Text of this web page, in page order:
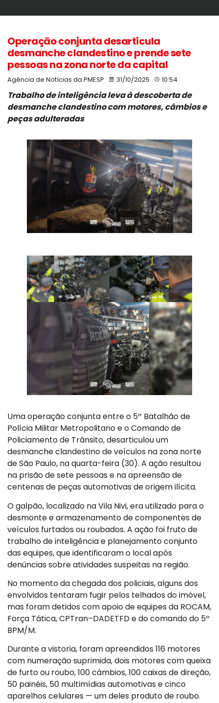
Operação conjunta desarticula
desmanche clandestino e prende sete
pessoas na zona norte da capital
Agência de Notícias da PMESP 31/10/2025 10:54
Trabalho de inteligência leva à descoberta de
desmanche clandestino com motores, câmbios e
peças adulteradas
Uma operação conjunta entre o 5º Batalhão de
Polícia Militar Metropolitano e o Comando de
Policiamento de Trânsito, desarticulou um
desmanche clandestino de veículos na zona norte
de São Paulo, na quarta-feira (30). A ação resultou
na prisão de sete pessoas e na apreensão de
centenas de peças automotivas de origem ilícita.
O galpão, localizado na Vila Nivi, era utilizado para o
desmonte e armazenamento de componentes de
veículos furtados ou roubados. A ação foi fruto de
trabalho de inteligência e planejamento conjunto
das equipes, que identificaram o local após
denúncias sobre atividades suspeitas na região.
No momento da chegada dos policiais, alguns dos
envolvidos tentaram fugir pelos telhados do imóvel,
mas foram detidos com apoio de equipes da ROCAM,
Força Tática, CPTran–DADETFD e do comando do 5º
BPM/M.
Durante a vistoria, foram apreendidos 116 motores
com numeração suprimida, dois motores com queixa
de furto ou roubo, 100 câmbios, 100 caixas de direção,
50 painéis, 50 multimídias automotivas e cinco
aparelhos celulares — um deles produto de roubo.